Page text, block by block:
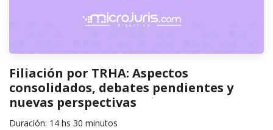
Filiación por TRHA: Aspectos
consolidados, debates pendientes y
nuevas perspectivas
Duración: 14 hs 30 minutos